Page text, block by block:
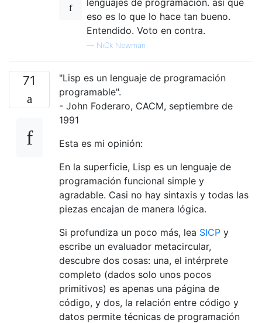
eso es lo que lo hace tan bueno.
Entendido. Voto en contra.
— NiCk Newman
71
"Lisp es un lenguaje de programación
programable".
- John Foderaro, CACM, septiembre de
1991
Esta es mi opinión:
En la superficie, Lisp es un lenguaje de
programación funcional simple y
agradable. Casi no hay sintaxis y todas las
piezas encajan de manera lógica.
Si profundiza un poco más, lea SICP y
escribe un evaluador metacircular,
descubre dos cosas: una, el intérprete
completo (dados solo unos pocos
primitivos) es apenas una página de
código, y dos, la relación entre código y
datos permite técnicas de programación